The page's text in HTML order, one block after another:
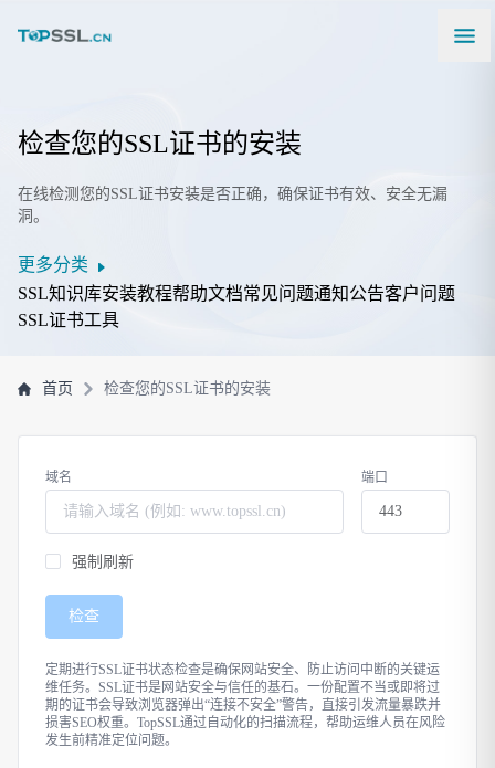
检查您的SSL证书的安装
在线检测您的SSL证书安装是否正确，确保证书有效、安全无漏
洞。
更多分类
SSL知识库安装教程帮助文档常见问题通知公告客户问题
SSL证书工具
首页 检查您的SSL证书的安装
域名 端口
强制刷新
检查
定期进行SSL证书状态检查是确保网站安全、防止访问中断的关键运
维任务。SSL证书是网站安全与信任的基石。一份配置不当或即将过
期的证书会导致浏览器弹出“连接不安全”警告，直接引发流量暴跌并
损害SEO权重。TopSSL通过自动化的扫描流程，帮助运维人员在风险
发生前精准定位问题。